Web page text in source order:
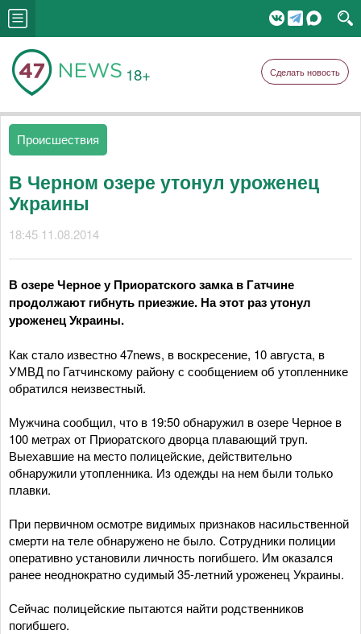
18+ Сделать новость
Происшествия
В Черном озере утонул уроженец
Украины
18:45 11.08.2014
В озере Черное у Приоратского замка в Гатчине
продолжают гибнуть приезжие. На этот раз утонул
уроженец Украины.
Как стало известно 47news, в воскресение, 10 августа, в
УМВД по Гатчинскому району с сообщением об утопленнике
обратился неизвестный.
Мужчина сообщил, что в 19:50 обнаружил в озере Черное в
100 метрах от Приоратского дворца плавающий труп.
Выехавшие на место полицейские, действительно
обнаружили утопленника. Из одежды на нем были только
плавки.
При первичном осмотре видимых признаков насильственной
смерти на теле обнаружено не было. Сотрудники полиции
оперативно установили личность погибшего. Им оказался
ранее неоднократно судимый 35-летний уроженец Украины.
Сейчас полицейские пытаются найти родственников
погибшего.